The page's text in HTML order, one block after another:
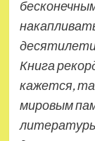
Книга
кажется,
мировым